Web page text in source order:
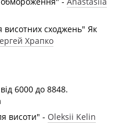
сходжень" Як
Храпко
6000 до 8848.
- Oleksii Kelin